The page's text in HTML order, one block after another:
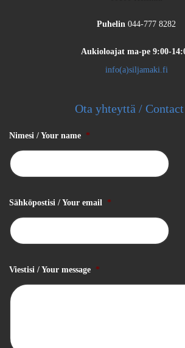
Puhelin 044-777 8282
Aukioloajat ma-pe 9:00-
info(a)siljamaki.fi
Ota yhteyttä / Contact
Nimesi / Your name *
Sähköpostisi / Your email *
Viestisi / Your message *